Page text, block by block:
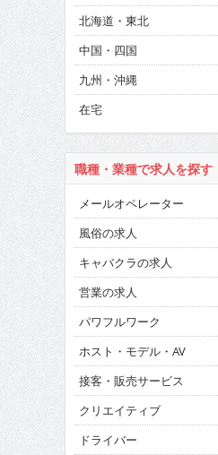
北海道・東北
中国・四国
九州・沖縄
在宅
職種・業種で求人を探す
メールオペレーター
風俗の求人
キャバクラの求人
営業の求人
パワフルワーク
ホスト・モデル・AV
接客・販売サービス
クリエイティブ
ドライバー